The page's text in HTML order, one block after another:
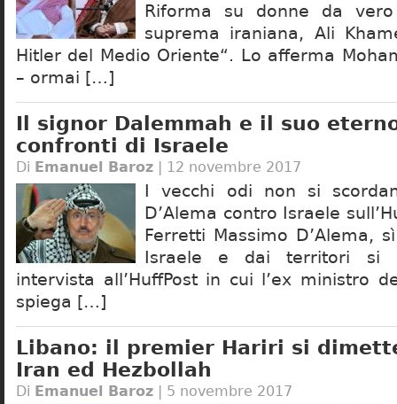
Riforma su donne da
suprema iraniana, Ali
Hitler del Medio Oriente“. Lo afferma
– ormai […]
Il signor Dalemmah e il suo
confronti di Israele
Di Emanuel Baroz | 12 novembre 2017
I vecchi odi non si
D’Alema contro Israele
Ferretti Massimo D’Alema,
Israele e dai territori si
intervista all’HuffPost in cui l’ex ministro
spiega […]
Libano: il premier Hariri si
Iran ed Hezbollah
Di Emanuel Baroz | 5 novembre 2017